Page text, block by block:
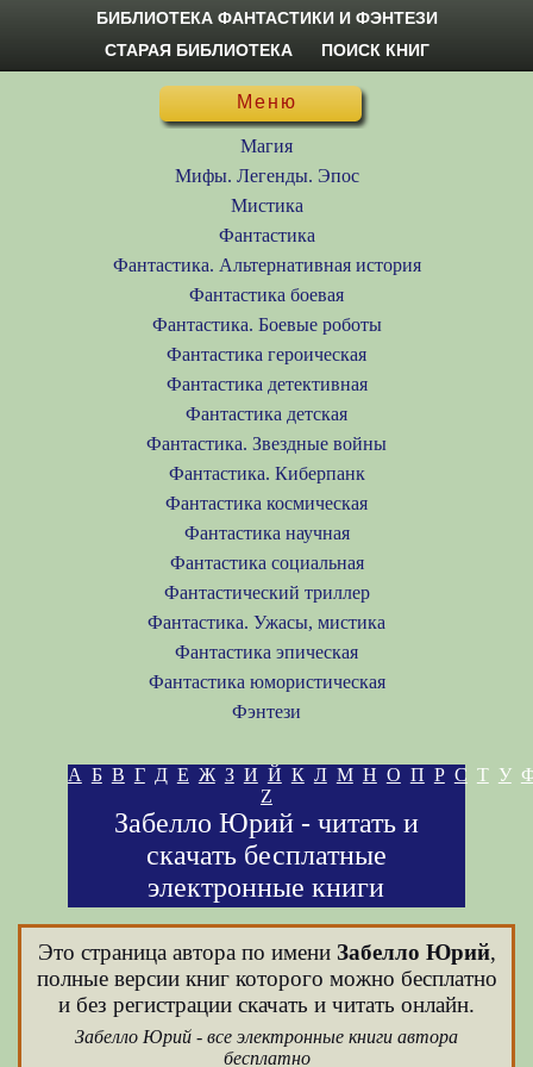
БИБЛИОТЕКА ФАНТАСТИКИ И ФЭНТЕЗИ
СТАРАЯ БИБЛИОТЕКА
ПОИСК КНИГ
Меню
Магия
Мифы. Легенды. Эпос
Мистика
Фантастика
Фантастика. Альтернативная история
Фантастика боевая
Фантастика. Боевые роботы
Фантастика героическая
Фантастика детективная
Фантастика детская
Фантастика. Звездные войны
Фантастика. Киберпанк
Фантастика космическая
Фантастика научная
Фантастика социальная
Фантастический триллер
Фантастика. Ужасы, мистика
Фантастика эпическая
Фантастика юмористическая
Фэнтези
А Б В Г Д Е Ж З И Й К Л М Н О П Р С Т У
Z
Забелло Юрий - читать и
скачать бесплатные
электронные книги
Это страница автора по имени Забелло Юрий,
полные версии книг которого можно бесплатно
и без регистрации скачать и читать онлайн.
Забелло Юрий - все электронные книги автора
бесплатно